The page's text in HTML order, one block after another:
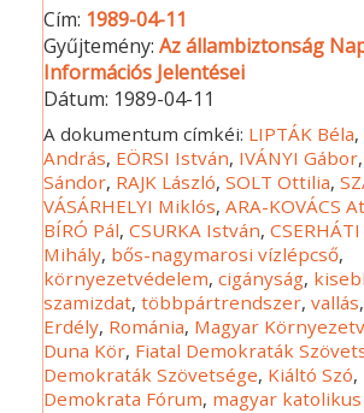
Cím: 1989-04-11
Gyűjtemény:Az állambiztonság
Információs Jelentései
Dátum: 1989-04-11
A dokumentum címkéi: LIPTÁK Béla,
András, EÖRSI István, IVÁNYI Gábor,
Sándor, RAJK László,SOLT Ottilia,
VÁSÁRHELYI Miklós,ARA-KOVÁCS
BÍRÓ Pál,CSURKA István,
Mihály, bős-nagymarosi vízlépcső,
környezetvédelem,cigányság,
szamizdat,többpártrendszer,vallás
Erdély, Románia, Magyar
Duna Kör, Fiatal Demokraták
Demokraták Szövetsége, Kiáltó Szó,
Demokrata Fórum, magyar